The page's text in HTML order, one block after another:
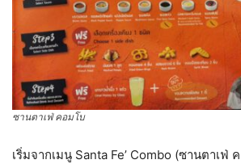
ซานตาเฟ่ คอมโบ
เริ่มจากเมนู Santa Fe’ Combo (ซานตาเฟ่